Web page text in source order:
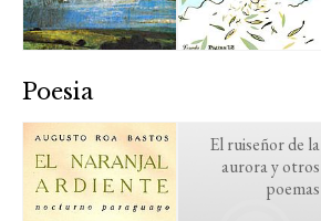
Poesia
El ruiseñor de la
aurora y otros
poemas